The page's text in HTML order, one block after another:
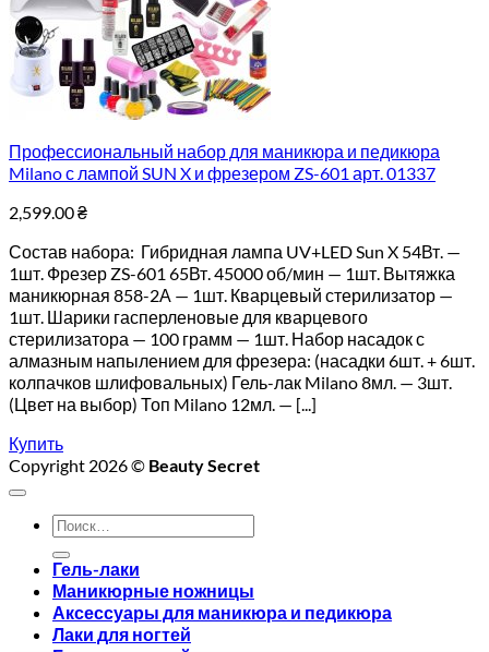
Профессиональный набор для маникюра и педикюра
Milano с лампой SUN X и фрезером ZS-601 арт. 01337
2,599.00₴
Состав набора: Гибридная лампа UV+LED Sun X 54Вт. —
1шт. Фрезер ZS-601 65Вт. 45000 об/мин — 1шт. Вытяжка
маникюрная 858-2А — 1шт. Кварцевый стерилизатор —
1шт. Шарики гасперленовые для кварцевого
стерилизатора — 100 грамм — 1шт. Набор насадок с
алмазным напылением для фрезера: (насадки 6шт. + 6шт.
колпачков шлифовальных) Гель-лак Milano 8мл. — 3шт.
(Цвет на выбор) Топ Milano 12мл. — [...]
Купить
Copyright 2026 © Beauty Secret
Искать:
Гель-лаки
Маникюрные ножницы
Аксессуары для маникюра и педикюра
Лаки для ногтей